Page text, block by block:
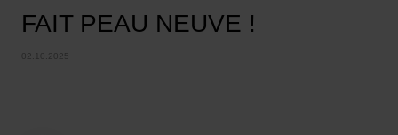
FAIT PEAU NEUVE !
02.10.2025